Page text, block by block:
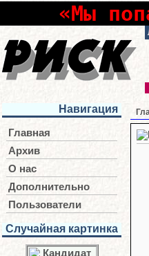
«Мы
Навигация
Главная
Архив
О нас
Дополнительно
Пользователи
Случайная картинка